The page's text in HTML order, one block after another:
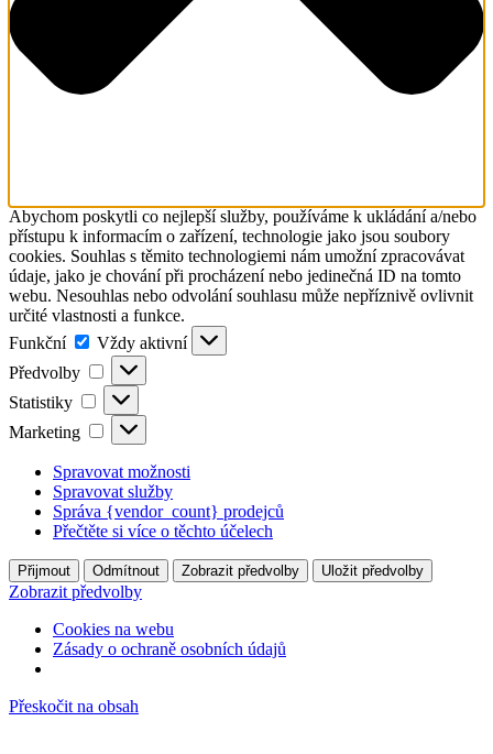
Abychom poskytli co nejlepší služby, používáme k ukládání a/nebo
přístupu k informacím o zařízení, technologie jako jsou soubory
cookies. Souhlas s těmito technologiemi nám umožní zpracovávat
údaje, jako je chování při procházení nebo jedinečná ID na tomto
webu. Nesouhlas nebo odvolání souhlasu může nepříznivě ovlivnit
určité vlastnosti a funkce.
Funkční
Funkční
Vždy aktivní
Předvolby
Předvolby
Statistiky Statistiky
Marketing Marketing
Spravovat možnosti
Spravovat služby
Správa {vendor_count} prodejců
Přečtěte si více o těchto účelech
Přijmout Odmítnout Zobrazit předvolby Uložit předvolby
Zobrazit předvolby
Cookies na webu
Zásady o ochraně osobních údajů
Přeskočit na obsah